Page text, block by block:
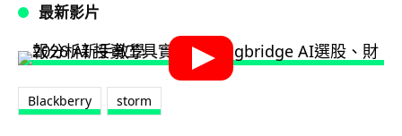
最新影片
Blackberry storm